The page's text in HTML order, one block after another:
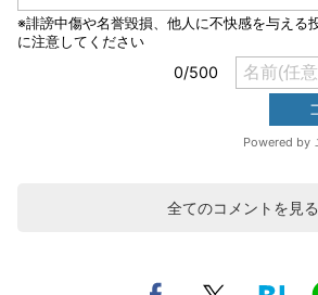
全てのコメントを見る